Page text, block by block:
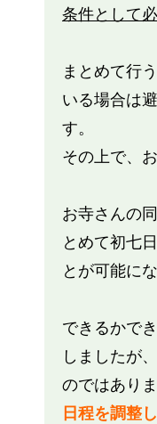
条件として
まとめて行
いる場合は
す。
その上で、
お寺さんの
とめて初七
とが可能に
できるかで
しましたが
のではありま
日程を調整